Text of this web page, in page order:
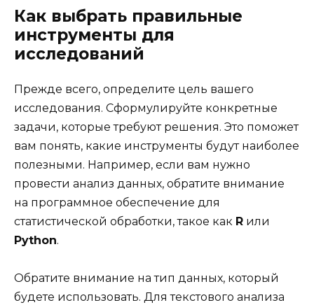
Как выбрать правильные
инструменты для
исследований
Прежде всего, определите цель вашего
исследования. Сформулируйте конкретные
задачи, которые требуют решения. Это поможет
вам понять, какие инструменты будут наиболее
полезными. Например, если вам нужно
провести анализ данных, обратите внимание
на программное обеспечение для
статистической обработки, такое как R или
Python.
Обратите внимание на тип данных, который
будете использовать. Для текстового анализа